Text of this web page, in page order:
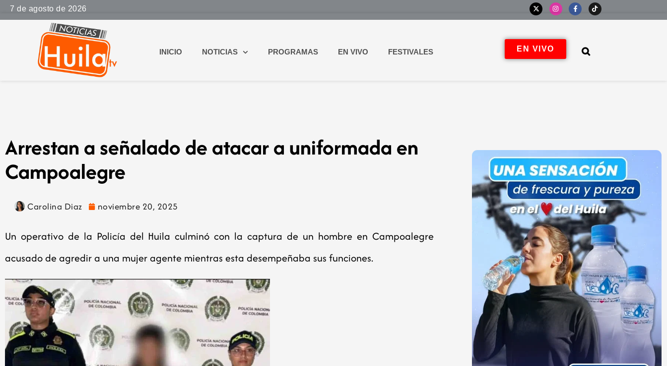
7 de agosto de 2026
INICIO NOTICIAS PROGRAMAS EN VIVO FESTIVALES EN VIVO
Arrestan a señalado de atacar a uniformada en
Campoalegre
Carolina Diaz noviembre 20, 2025
Un operativo de la Policía del Huila culminó con la captura de un hombre en Campoalegre
acusado de agredir a una mujer agente mientras esta desempeñaba sus funciones.